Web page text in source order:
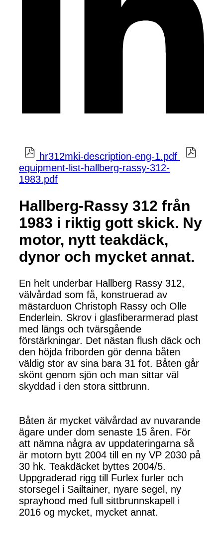
hr312mki-description-eng-1.pdf
equipment-list-hallberg-rassy-312-
1983.pdf
Hallberg-Rassy 312 från
1983 i riktig gott skick. Ny
motor, nytt teakdäck,
dynor och mycket annat.
En helt underbar Hallberg Rassy 312,
välvårdad som få, konstruerad av
mästarduon Christoph Rassy och Olle
Enderlein. Skrov i glasfiberarmerad plast
med längs och tvärsgående
förstärkningar. Det nästan flush däck och
den höjda friborden gör denna båten
väldig stor av sina bara 31 fot. Båten går
skönt genom sjön och man sittar väl
skyddad i den stora sittbrunn.
Båten är mycket välvårdad av nuvarande
ägare under dom senaste 15 åren. För
att nämna några av uppdateringarna så
är motorn bytt 2004 till en ny VP 2030 på
30 hk. Teakdäcket byttes 2004/5.
Uppgraderad rigg till Furlex furler och
storsegel i Sailtainer, nyare segel, ny
sprayhood med full sittbrunnskapell i
2016 og mycket, mycket annat.